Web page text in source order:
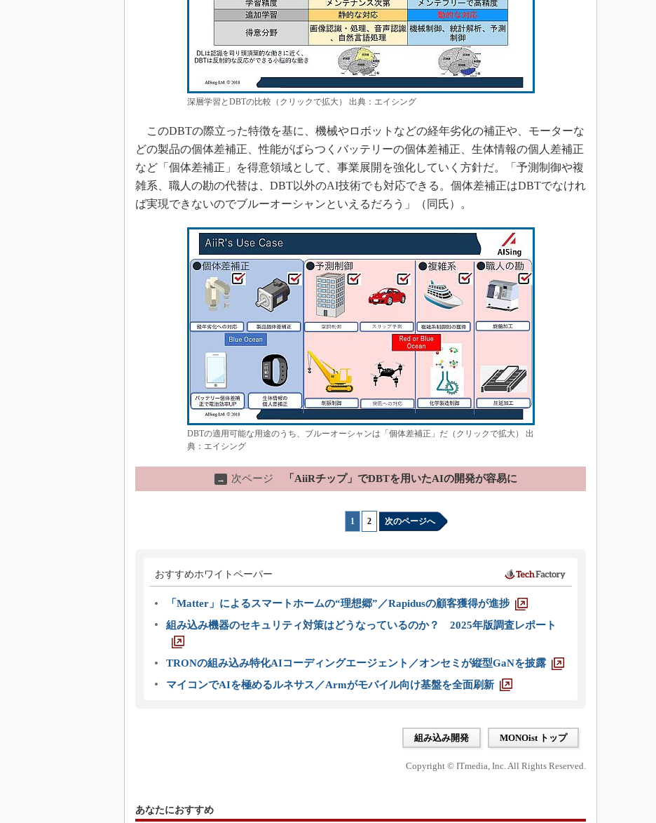
深層学習とDBTの比較（クリックで拡大） 出典：エイシング
このDBTの際立った特徴を基に、機械やロボットなどの経年劣化の補正や、モーターな
どの製品の個体差補正、性能がばらつくバッテリーの個体差補正、生体情報の個人差補正
など「個体差補正」を得意領域として、事業展開を強化していく方針だ。「予測制御や複
雑系、職人の勘の代替は、DBT以外のAI技術でも対応できる。個体差補正はDBTでなけれ
ば実現できないのでブルーオーシャンといえるだろう」（同氏）。
DBTの適用可能な用途のうち、ブルーオーシャンは「個体差補正」だ（クリックで拡大） 出
典：エイシング
→ 次ページ 「AiiRチップ」でDBTを用いたAIの開発が容易に
1 2 次のページへ
おすすめホワイトペーパー
「Matter」によるスマートホームの“理想郷”／Rapidusの顧客獲得が進捗
組み込み機器のセキュリティ対策はどうなっているのか？ 2025年版調査レポート
TRONの組み込み特化AIコーディングエージェント／オンセミが縦型GaNを披露
マイコンでAIを極めるルネサス／Armがモバイル向け基盤を全面刷新
組み込み開発 MONOist トップ
Copyright © ITmedia, Inc. All Rights Reserved.
あなたにおすすめ